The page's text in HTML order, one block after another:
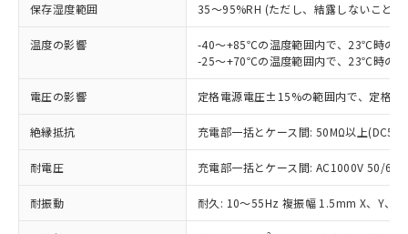
保存湿度範囲 35～95%RH (ただし、結露しないこと)
温度の影響
-40～+85℃の温度範囲内で、23℃時の
-25～+70℃の温度範囲内で、23℃時の
電圧の影響 定格電源電圧±15%の範囲内で、定格
絶縁抵抗 充電部一括とケース間: 50MΩ以上
耐電圧 充電部一括とケース間: AC1000V 50/
耐振動 耐久: 10～55Hz 複振幅 1.5mm X、Y、Z
本サービスは、当社制御機器事業取扱
商品の当社在庫状況および標準価格
(税抜)を提供させていただくもので
当社制御機器事業取扱商品の中には、
本サービスの対象外となる商品もある
ことをご了承ください。
在庫状況および標準価格照会結果は、
記載している更新日時点での社内デー
タに基づき作成されるものであり、閲
覧された時点での実際の在庫および標
調査・確認中：EU RoHS指令（10物質）の
非含有の対応状況を調査中または確認中の
商品です。
非該当品：ライセンス料など無形物で、有
害物質有無と関係のない商品です。
仕入先様の事情により、非含有部品として
いたものが、含有品と判明した場合などや
むを得ず変更することがあります。
*EU RoHS指令（10物質）：
鉛(Pb) 1000ppm以下、 水銀(Hg) 1000ppm以下、 カド
六価クロム(Cr(Ⅵ)) 1000ppm以下、ポリ臭化ビフェニル
※1 中国RoHS○×表
「○」：最大均質材料含有率が中国RoHSの
基準値以下であることを示します。
基準値を超えていることを示します。
「－」：未確認です。当社販売部門へお問
*中国RoHS10物質の基準値 (GB/T26572)：
Pb(鉛) :1000ppm、 Hg(水銀) : 1000ppm、 Cd(カドミウ
当社は、これら貴社製品のうち、外国
為替および外国貿易法に定める商品
（以下｢規制貨物等」という）を輸出
または国外への提供する場合は、日本
国政府の輸出許可(または役務取引許
可)を取得するなどの必要な手続きを